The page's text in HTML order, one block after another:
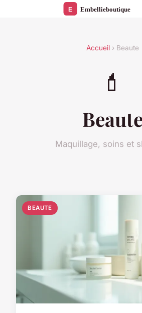
Accueil› Beaute
💄
Beaute
Maquillage, soins et
BEAUTE